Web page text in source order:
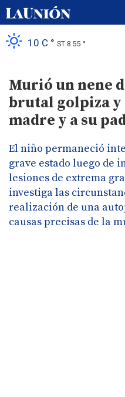
10 C ° ST 8.55 °
Murió un nene
brutal golpiza y
madre y a su
El niño permaneció
grave estado luego de
lesiones de extrema
investiga las
realización de una
causas precisas de la